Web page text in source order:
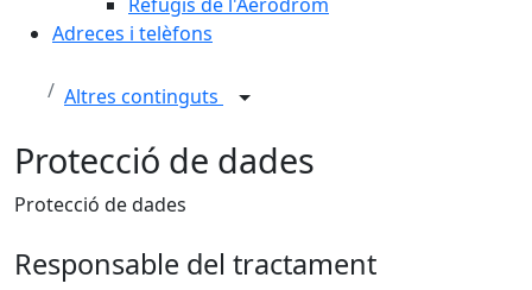
Adreces i telèfons
Altres continguts
Protecció de dades
Protecció de dades
Responsable del tractament